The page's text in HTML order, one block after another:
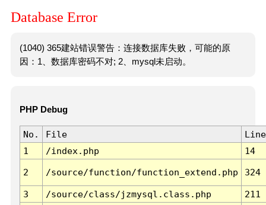
Database Error
(1040) 365建站错误警告：连接数据库失败，可能的原
因：1、数据库密码不对; 2、mysql未启动。
PHP Debug
No. File
Line
1
/index.php 14
2 /source/function/function_extend.php 324
3 /source/class/jzmysql.class.php
211